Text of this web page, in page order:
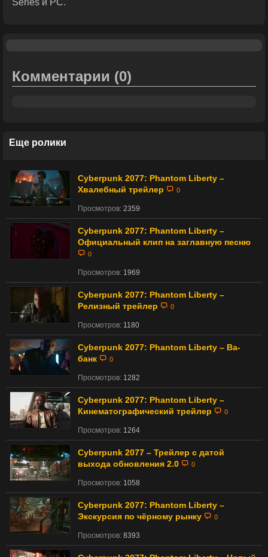
Series и PC.
Комментарии (0)
Еще ролики
Cyberpunk 2077: Phantom Liberty –
Хвалебный трейлер
0
Просмотров: 2359
Cyberpunk 2077: Phantom Liberty –
Официальный клип на заглавную песню
0
Просмотров: 1969
Cyberpunk 2077: Phantom Liberty –
Релизный трейлер
0
Просмотров: 1180
Cyberpunk 2077: Phantom Liberty – Ва-
банк
0
Просмотров: 1282
Cyberpunk 2077: Phantom Liberty –
Кинематографический трейлер
0
Просмотров: 1264
Cyberpunk 2077 – Трейлер с датой
выхода обновления 2.0
0
Просмотров: 1058
Cyberpunk 2077: Phantom Liberty –
Экскурсия по чёрному рынку
0
Просмотров: 8393